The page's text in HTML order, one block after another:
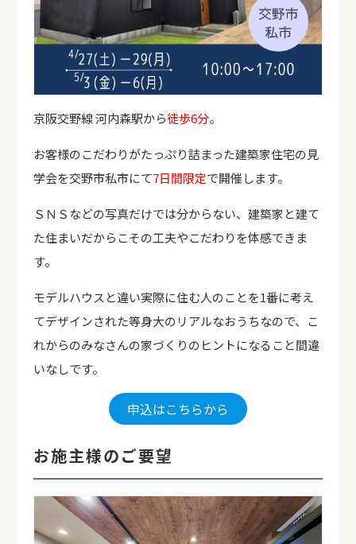
京阪交野線 河内森駅から徒歩6分。
お客様のこだわりがたっぷり詰まった建築家住宅の見
学会を交野市私市にて7日間限定で開催します。
ＳＮＳなどの写真だけでは分からない、建築家と建て
た住まいだからこその工夫やこだわりを体感できま
す。
モデルハウスと違い実際に住む人のことを1番に考え
てデザインされた等身大のリアルなおうちなので、こ
れからのみなさんの家づくりのヒントになること間違
いなしです。
申込はこちらから
お施主様のご要望